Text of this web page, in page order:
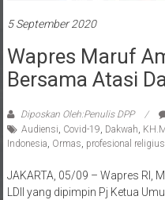
Bersama Atasi
Audiensi, Covid-19,Dakwah
Indonesia,Ormas,profesional religius
LDII yang dipimpin Pj Ketua
pertemuan itu Ma’ruf Amin